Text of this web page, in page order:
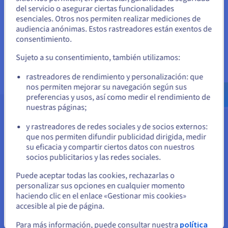
STO-4-
NSX 72 252 € /VM/mes + IVA
Conformidad de tu parque
Para asegurarte de que tu parque cumple con las licencias de
Microsoft, es fundamental registrar correctamente tus
desde las imágenes Microsoft que tienes a tu disposición, el
registro será automático.
De lo contrario, deberás realizar este paso de forma manual
legal del software de Microsoft. Sigue los procedimientos de
Unidos
Si quiere hacer un pedido desde Estados Unidos, deberá buscar
el sitio web adecuado y crear una cuenta.
Ve a la página web Estados Unidos
us.ovhcloud.com/hosted-private-
cloud
Inglés USD - $
Permanezca en el sitio web actual
Seleccione otro sitio web
del servicio o asegurar ciertas funcionalidades
esenciales. Otros nos permiten realizar mediciones de
audiencia anónimas. Estos rastreadores están exentos de
consentimiento.
Sujeto a su consentimiento, también utilizamos:
rastreadores de rendimiento y personalización: que
nos permiten mejorar su navegación según sus
preferencias y usos, así como medir el rendimiento de
nuestras páginas;
y rastreadores de redes sociales y de socios externos:
que nos permiten difundir publicidad dirigida, medir
su eficacia y compartir ciertos datos con nuestros
socios publicitarios y las redes sociales.
Puede aceptar todas las cookies, rechazarlas o
personalizar sus opciones en cualquier momento
haciendo clic en el enlace «Gestionar mis cookies»
accesible al pie de página.
Para más información, puede consultar nuestra política